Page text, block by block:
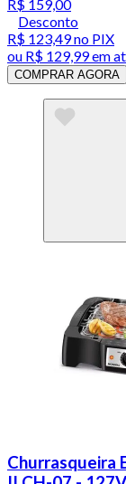
R$ 159,00
Desconto
R$ 123,49no PIX
ou R$ 129,99em
COMPRAR AGORA
Churrasqueira